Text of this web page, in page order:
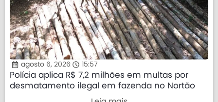
agosto 6, 2026 15:57
Polícia aplica R$ 7,2 milhões em multas por
desmatamento ilegal em fazenda no Nortão